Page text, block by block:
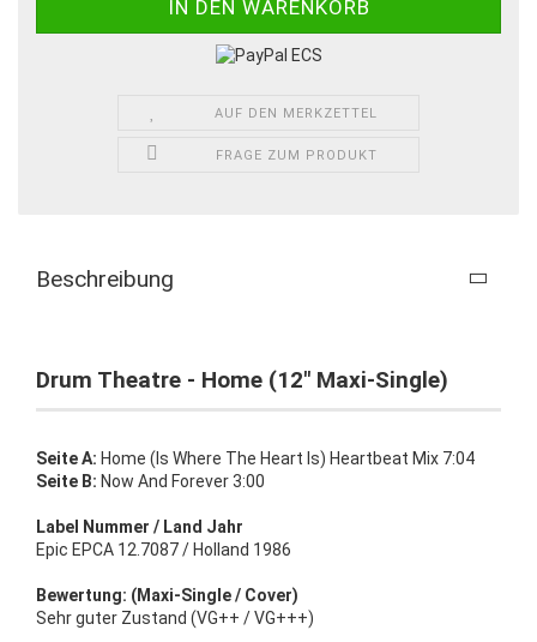
AUF DEN MERKZETTEL
FRAGE ZUM PRODUKT
Beschreibung
Drum Theatre - Home (12" Maxi-Single)
Seite A: Home (Is Where The Heart Is) Heartbeat Mix 7:04
Seite B: Now And Forever 3:00
Label Nummer / Land Jahr
Epic EPCA 12.7087 / Holland 1986
Bewertung: (Maxi-Single / Cover)
Sehr guter Zustand (VG++ / VG+++)